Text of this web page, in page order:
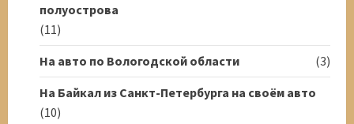
полуострова
(11)
На авто по Вологодской области
(3)
На Байкал из Санкт-Петербурга на своём авто
(10)